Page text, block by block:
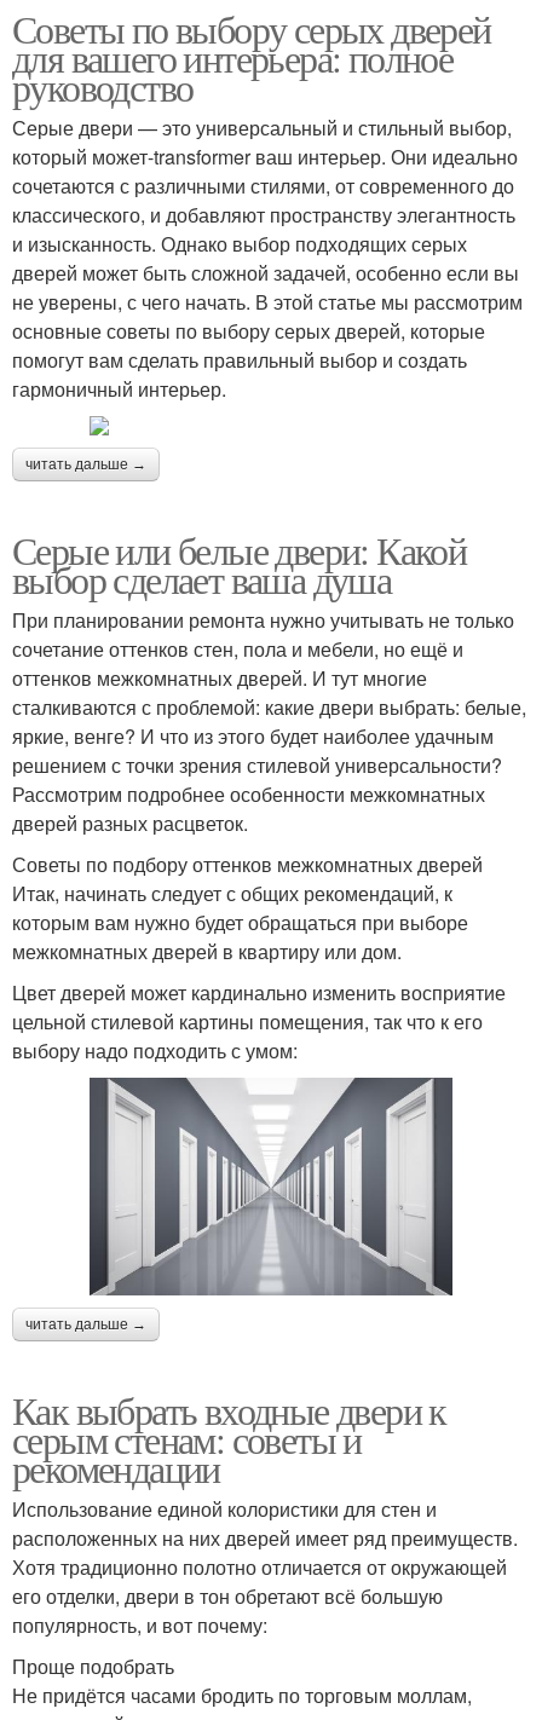
Советы по выбору серых дверей
для вашего интерьера: полное
руководство
Серые двери — это универсальный и стильный выбор,
который может-transformer ваш интерьер. Они идеально
сочетаются с различными стилями, от современного до
классического, и добавляют пространству элегантность
и изысканность. Однако выбор подходящих серых
дверей может быть сложной задачей, особенно если вы
не уверены, с чего начать. В этой статье мы рассмотрим
основные советы по выбору серых дверей, которые
помогут вам сделать правильный выбор и создать
гармоничный интерьер.
читать дальше →
Серые или белые двери: Какой
выбор сделает ваша душа
При планировании ремонта нужно учитывать не только
сочетание оттенков стен, пола и мебели, но ещё и
оттенков межкомнатных дверей. И тут многие
сталкиваются с проблемой: какие двери выбрать: белые,
яркие, венге? И что из этого будет наиболее удачным
решением с точки зрения стилевой универсальности?
Рассмотрим подробнее особенности межкомнатных
дверей разных расцветок.
Советы по подбору оттенков межкомнатных дверей
Итак, начинать следует с общих рекомендаций, к
которым вам нужно будет обращаться при выборе
межкомнатных дверей в квартиру или дом.
Цвет дверей может кардинально изменить восприятие
цельной стилевой картины помещения, так что к его
выбору надо подходить с умом:
читать дальше →
Как выбрать входные двери к
серым стенам: советы и
рекомендации
Использование единой колористики для стен и
расположенных на них дверей имеет ряд преимуществ.
Хотя традиционно полотно отличается от окружающей
его отделки, двери в тон обретают всё большую
популярность, и вот почему:
Проще подобрать
Не придётся часами бродить по торговым моллам,